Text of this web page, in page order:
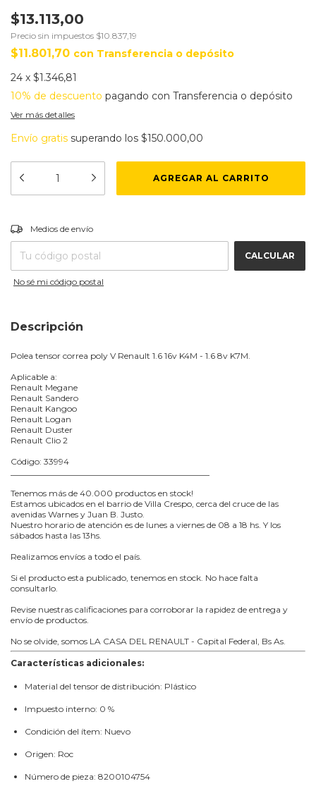
$13.113,00
Precio sin impuestos $10.837,19
$11.801,70 con Transferencia o depósito
24 x $1.346,81
10% de descuento pagando con Transferencia o depósito
Ver más detalles
Envío gratis superando los $150.000,00
Entregas para el CP:
Medios de envío
CALCULAR
No sé mi código postal
Descripción
Polea tensor correa poly V Renault 1.6 16v K4M - 1.6 8v K7M.
Aplicable a:
Renault Megane
Renault Sandero
Renault Kangoo
Renault Logan
Renault Duster
Renault Clio 2
Código: 33994
Tenemos más de 40.000 productos en stock!
Estamos ubicados en el barrio de Villa Crespo, cerca del cruce de las
avenidas Warnes y Juan B. Justo.
Nuestro horario de atención es de lunes a viernes de 08 a 18 hs. Y los
sábados hasta las 13hs.
Realizamos envíos a todo el país.
Si el producto esta publicado, tenemos en stock. No hace falta
consultarlo.
Revise nuestras calificaciones para corroborar la rapidez de entrega y
envío de productos.
No se olvide, somos LA CASA DEL RENAULT - Capital Federal, Bs As.
Características adicionales:
Material del tensor de distribución: Plástico
Impuesto interno: 0 %
Condición del ítem: Nuevo
Origen: Roc
Número de pieza: 8200104754